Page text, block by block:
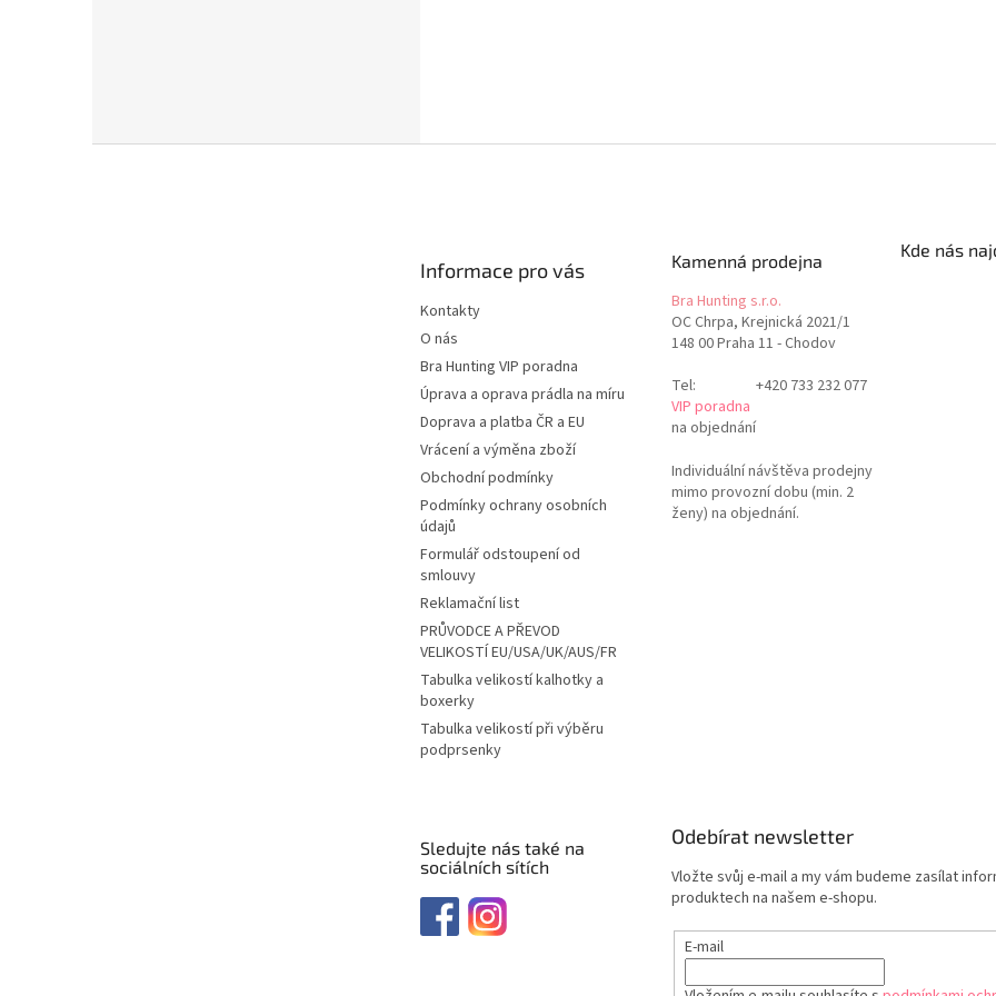
Informace pro vás
Kontakty
O nás
Bra Hunting VIP poradna
Úprava a oprava prádla na míru
Doprava a platba ČR a EU
Vrácení a výměna zboží
Obchodní podmínky
Podmínky ochrany osobních
údajů
Formulář odstoupení od
smlouvy
Reklamační list
PRŮVODCE A PŘEVOD
VELIKOSTÍ EU/USA/UK/AUS/FR
Tabulka velikostí kalhotky a
boxerky
Tabulka velikostí při výběru
podprsenky
Kamenná prodejna
Bra Hunting s.r.o.
OC Chrpa, Krejnická 2021/1
148 00 Praha 11 - Chodov
Tel:
+420 733 232 077
VIP poradna
na objednání
Individuální návštěva prodejny
mimo provozní dobu (min. 2
ženy) na objednání.
Kde nás
Sledujte nás také na
sociálních sítích
Odebírat newsletter
Vložte svůj e-mail a my vám budeme zasílat
produktech na našem e-shopu.
E-mail